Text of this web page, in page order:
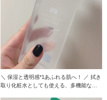
＼ 保湿と透明感*1あふれる肌へ！ ／ 拭き
取り化粧水としても使える、多機能なロ